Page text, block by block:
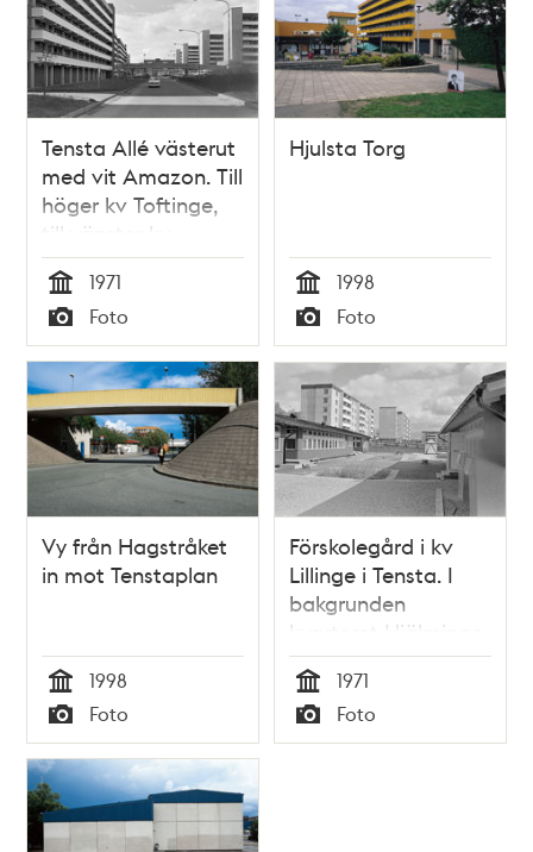
Tensta Allé västerut
med vit Amazon. Till
höger kv Toftinge,
till vänster kv
Skänninge
Tid
1971
Typ
Foto
Hjulsta Torg
Tid
1998
Typ
Foto
Vy från Hagstråket
in mot Tenstaplan
Tid
1998
Typ
Foto
Förskolegård i kv
Lillinge i Tensta. I
bakgrunden
kvarteret Hjälminge.
Tid
1971
Typ
Foto